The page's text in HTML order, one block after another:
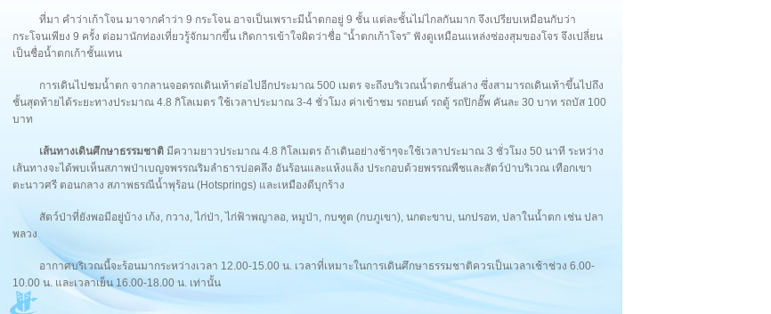
ที่มา คำว่าเก้าโจน มาจากคำว่า 9 กระโจน อาจเป็นเพราะมีน้ำตกอยู่ 9 ชั้น แต่ละชั้นไม่ไกลกันมาก จึงเปรียบเหมือนกับว่า
กระโจนเพียง 9 ครั้ง ต่อมานักท่องเที่ยวรู้จักมากขึ้น เกิดการเข้าใจผิดว่าชื่อ “น้ำตกเก้าโจร” ฟังดูเหมือนแหล่งซ่องสุมของโจร จึงเปลี่ยน
เป็นชื่อน้ำตกเก้าชั้นแทน
การเดินไปชมน้ำตก จากลานจอดรถเดินเท้าต่อไปอีกประมาณ 500 เมตร จะถึงบริเวณน้ำตกชั้นล่าง ซึ่งสามารถเดินเท้าขึ้นไปถึง
ชั้นสุดท้ายได้ระยะทางประมาณ 4.8 กิโลเมตร ใช้เวลาประมาณ 3-4 ชั่วโมง ค่าเข้าชม รถยนต์ รถตู้ รถปิกอั๊พ คันละ 30 บาท รถบัส 100
บาท
เส้นทางเดินศึกษาธรรมชาติ มีความยาวประมาณ 4.8 กิโลเมตร ถ้าเดินอย่างช้าๆจะใช้เวลาประมาณ 3 ชั่วโมง 50 นาที ระหว่าง
เส้นทางจะได้พบเห็นสภาพป่าเบญจพรรณริมลำธารบ่อคลึง อันร้อนและแห้งแล้ง ประกอบด้วยพรรณพืชและสัตว์ป่าบริเวณ เทือกเขา
ตะนาวศรี ตอนกลาง สภาพธรณีน้ำพุร้อน (Hotsprings) และเหมืองดีบุกร้าง
สัตว์ป่าที่ยังพอมีอยู่บ้าง เก้ง, กวาง, ไก่ป่า, ไก่ฟ้าพญาลอ, หมูป่า, กบฑูต (กบภูเขา), นกตะขาบ, นกปรอท, ปลาในน้ำตก เช่น ปลา
พลวง
อากาศบริเวณนี้จะร้อนมากระหว่างเวลา 12.00-15.00 น. เวลาที่เหมาะในการเดินศึกษาธรรมชาติควรเป็นเวลาเช้าช่วง 6.00-
10.00 น. และเวลาเย็น 16.00-18.00 น. เท่านั้น